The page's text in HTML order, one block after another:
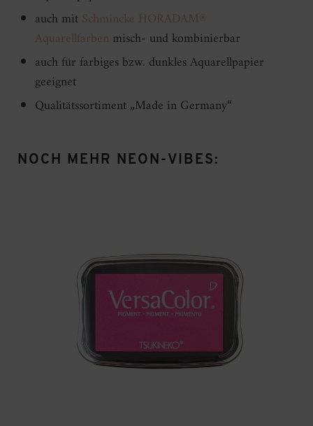
auch mitSchmincke HORADAM®
Aquarellfarben misch- und kombinierbar
auch für farbiges bzw. dunkles Aquarellpapier
geeignet
Qualitätssortiment „Made in Germany“
NOCH MEHR NEON-VIBES: